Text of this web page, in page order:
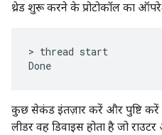
थ्रेड शुरू करने के प्रोटोकॉल का
> thread start
कुछ सेकंड इंतज़ार करें और पुष्टि करें
लीडर वह डिवाइस होता है जो